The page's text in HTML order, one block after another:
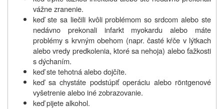
vážne zranenie.
keď ste sa liečili kvôli problémom so srdcom alebo ste
nedávno prekonali infarkt myokardu alebo máte
problémy s krvným obehom (napr. časté kŕče v lýtkach
alebo vredy predkolenia, ktoré sa nehoja) alebo ťažkosti
s dýchaním.
keď ste tehotná alebo dojčíte.
keď sa chystáte podstúpiť operáciu alebo röntgenové
vyšetrenie alebo iné zobrazovanie.
keď pijete alkohol.